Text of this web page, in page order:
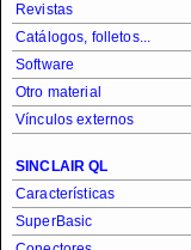
Revistas
Catálogos, folletos...
Software
Otro material
Vínculos externos
SINCLAIR QL
Características
SuperBasic